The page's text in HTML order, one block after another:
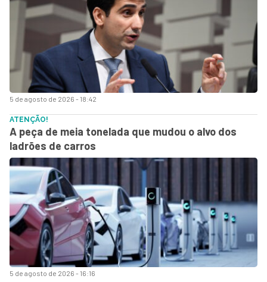
5 de agosto de 2026 - 18:42
5 de agosto de 2026 - 16:16
ATENÇÃO!
A peça de meia tonelada que mudou o alvo dos
ladrões de carros